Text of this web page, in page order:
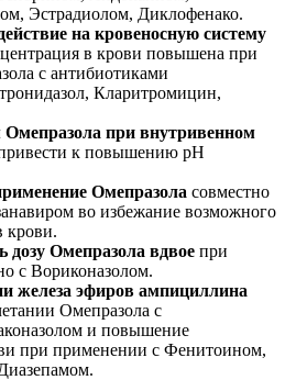
Эстрадиолом, Диклофенако.
на кровеносную систему
в крови повышена при
с антибиотиками
Кларитромицин,
при внутривенном
к повышению pH
Омепразола совместно
во избежание возможного
крови.
дозу Омепразола вдвое при
с Вориконазолом.
железа эфиров ампициллина
Омепразола с
и повышение
при применении с Фенитоином,